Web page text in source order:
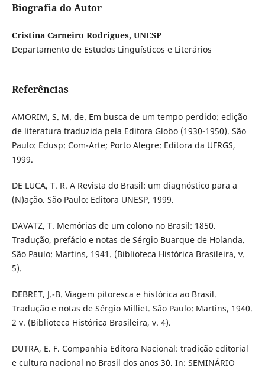
Biografia do Autor
Cristina Carneiro Rodrigues, UNESP
Departamento de Estudos Linguísticos e Literários
Referências
AMORIM, S. M. de. Em busca de um tempo perdido: edição
de literatura traduzida pela Editora Globo (1930-1950). São
Paulo: Edusp: Com-Arte; Porto Alegre: Editora da UFRGS,
1999.
DE LUCA, T. R. A Revista do Brasil: um diagnóstico para a
(N)ação. São Paulo: Editora UNESP, 1999.
DAVATZ, T. Memórias de um colono no Brasil: 1850.
Tradução, prefácio e notas de Sérgio Buarque de Holanda.
São Paulo: Martins, 1941. (Biblioteca Histórica Brasileira, v.
5).
DEBRET, J.-B. Viagem pitoresca e histórica ao Brasil.
Tradução e notas de Sérgio Milliet. São Paulo: Martins, 1940.
2 v. (Biblioteca Histórica Brasileira, v. 4).
DUTRA, E. F. Companhia Editora Nacional: tradição editorial
e cultura nacional no Brasil dos anos 30. In: SEMINÁRIO